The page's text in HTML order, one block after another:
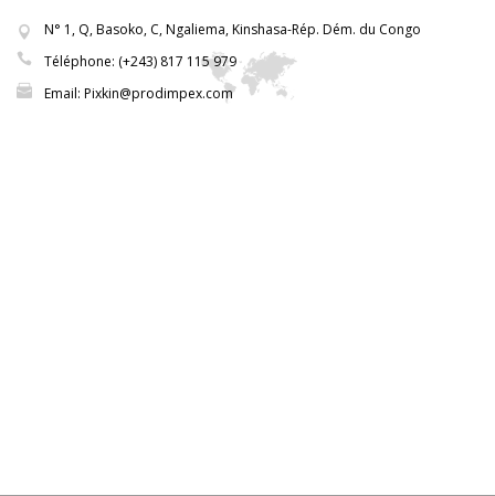
N° 1, Q, Basoko, C, Ngaliema, Kinshasa-Rép. Dém. du Congo
Téléphone: (+243) 817 115 979
Email: Pixkin@prodimpex.com